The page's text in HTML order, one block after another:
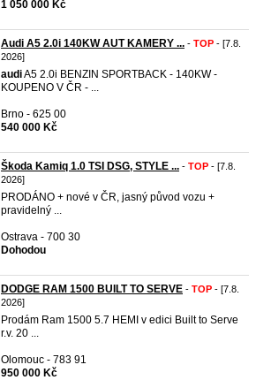
1 050 000 Kč
Audi A5 2.0i 140KW AUT KAMERY ... - TOP - [7.8.
2026]
audiA5 2.0i BENZIN SPORTBACK - 140KW -
KOUPENO V ČR - ...
Brno - 625 00
540 000 Kč
Škoda Kamiq 1.0 TSI DSG, STYLE ... - TOP - [7.8.
2026]
PRODÁNO + nové v ČR, jasný původ vozu +
pravidelný ...
Ostrava - 700 30
Dohodou
DODGE RAM 1500 BUILT TO SERVE - TOP - [7.8.
2026]
Prodám Ram 1500 5.7 HEMI v edici Built to Serve
r.v. 20 ...
Olomouc - 783 91
950 000 Kč